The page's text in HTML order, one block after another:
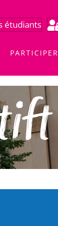
étudiants
PARTICIPER